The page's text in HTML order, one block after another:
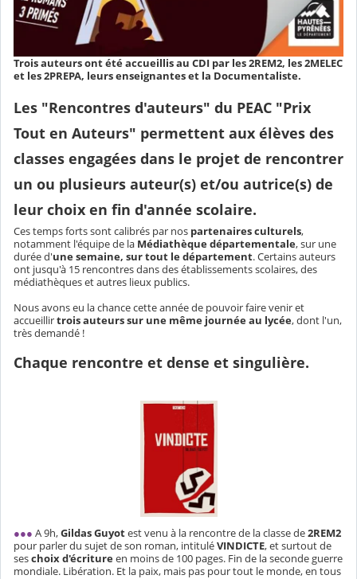
Trois auteurs ont été accueillis au CDI par les 2REM2, les 2MELEC
et les 2PREPA, leurs enseignantes et la Documentaliste.
Les "Rencontres d'auteurs" du PEAC "Prix
Tout en Auteurs" permettent aux élèves des
classes engagées dans le projet de rencontrer
un ou plusieurs auteur(s) et/ou autrice(s) de
leur choix en fin d'année scolaire.
Ces temps forts sont calibrés par nos partenaires culturels,
notamment l'équipe de la Médiathèque départementale, sur une
durée d'une semaine, sur tout le département. Certains auteurs
ont jusqu'à 15 rencontres dans des établissements scolaires, des
médiathèques et autres lieux publics.
Nous avons eu la chance cette année de pouvoir faire venir et
accueillirtrois auteurs sur une même journée au lycée, dont l'un,
très demandé !
Chaque rencontre et dense et singulière.
●●● A 9h,Gildas Guyotest venu à la rencontre de la classe de2REM2
pour parler du sujet de son roman, intituléVINDICTE, et surtout de
seschoix d'écritureen moins de 100 pages. Fin de la seconde guerre
mondiale. Libération. Et la paix, mais pas pour tout le monde, en tous